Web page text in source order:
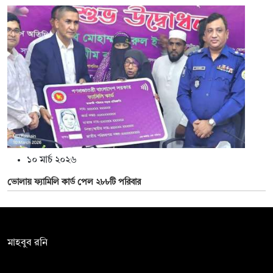
১০ মার্চ ২০২৬
ভোলায় ফ্যামিলি কার্ড পেল ২৮৮টি পরিবার
মাহবুব রনি